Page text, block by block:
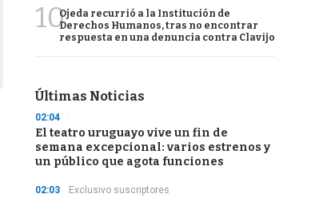
10Ojeda recurrió a la Institución de
Derechos Humanos, tras no encontrar
respuesta en una denuncia contra Clavijo
Últimas Noticias
02:04
El teatro uruguayo vive un fin de
semana excepcional: varios estrenos y
un público que agota funciones
02:03 Exclusivo suscriptores